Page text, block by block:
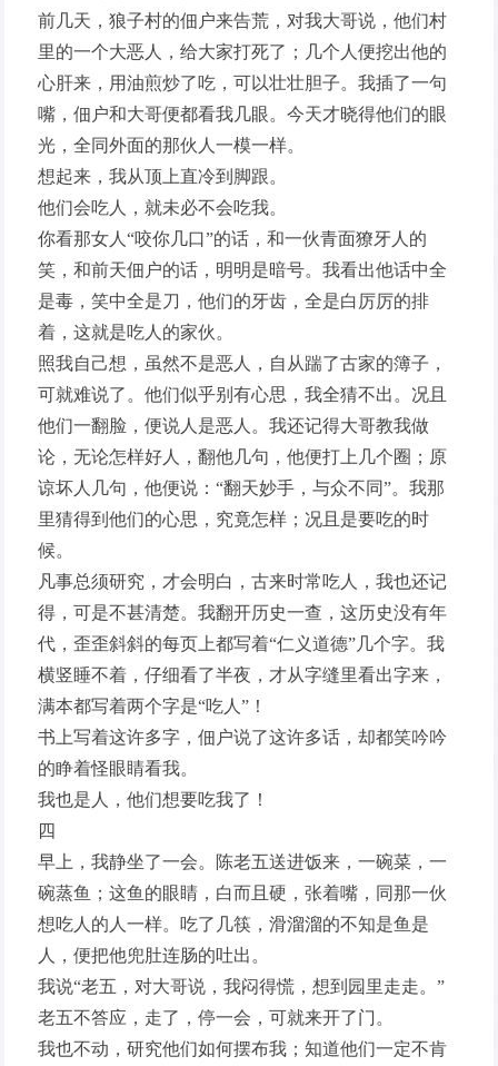
前几天，狼子村的佃户来告荒，对我大哥说，他们村
里的一个大恶人，给大家打死了；几个人便挖出他的
心肝来，用油煎炒了吃，可以壮壮胆子。我插了一句
嘴，佃户和大哥便都看我几眼。今天才晓得他们的眼
光，全同外面的那伙人一模一样。
想起来，我从顶上直冷到脚跟。
他们会吃人，就未必不会吃我。
你看那女人“咬你几口”的话，和一伙青面獠牙人的
笑，和前天佃户的话，明明是暗号。我看出他话中全
是毒，笑中全是刀，他们的牙齿，全是白厉厉的排
着，这就是吃人的家伙。
照我自己想，虽然不是恶人，自从踹了古家的簿子，
可就难说了。他们似乎别有心思，我全猜不出。况且
他们一翻脸，便说人是恶人。我还记得大哥教我做
论，无论怎样好人，翻他几句，他便打上几个圈；原
谅坏人几句，他便说：“翻天妙手，与众不同”。我那
里猜得到他们的心思，究竟怎样；况且是要吃的时
候。
凡事总须研究，才会明白，古来时常吃人，我也还记
得，可是不甚清楚。我翻开历史一查，这历史没有年
代，歪歪斜斜的每页上都写着“仁义道德”几个字。我
横竖睡不着，仔细看了半夜，才从字缝里看出字来，
满本都写着两个字是“吃人”！
书上写着这许多字，佃户说了这许多话，却都笑吟吟
的睁着怪眼睛看我。
我也是人，他们想要吃我了！
四
早上，我静坐了一会。陈老五送进饭来，一碗菜，一
碗蒸鱼；这鱼的眼睛，白而且硬，张着嘴，同那一伙
想吃人的人一样。吃了几筷，滑溜溜的不知是鱼是
人，便把他兜肚连肠的吐出。
我说“老五，对大哥说，我闷得慌，想到园里走走。”
老五不答应，走了，停一会，可就来开了门。
我也不动，研究他们如何摆布我；知道他们一定不肯